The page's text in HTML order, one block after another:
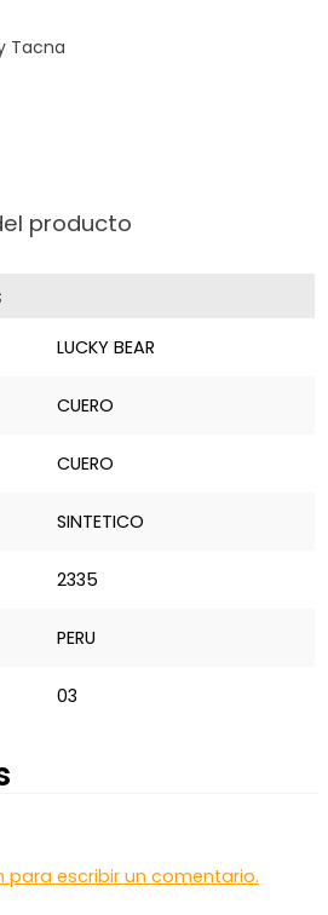
Tacna
producto
LUCKY BEAR
CUERO
CUERO
SINTETICO
2335
PERU
03
para escribir un comentario.